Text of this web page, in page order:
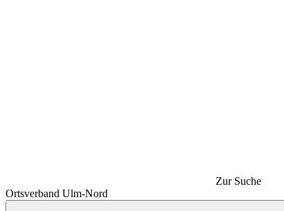
Zur Suche
Ortsverband Ulm-Nord